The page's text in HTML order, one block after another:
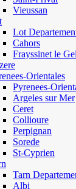
Vieussan
Lot
Cahors
Frayssinet le
Orientales
Pyrenees-
Argeles sur Mer
Ceret
Collioure
Perpignan
Sorede
St-Cyprien
Tarn
Albi